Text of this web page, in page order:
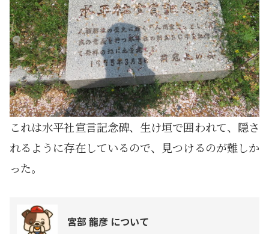
これは水平社宣言記念碑、生け垣で囲われて、隠さ
れるように存在しているので、見つけるのが難しか
った。
宮部 龍彦 について